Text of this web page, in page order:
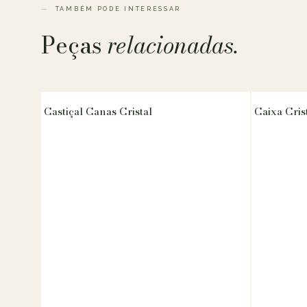
TAMBÉM PODE INTERESSAR
Peçasrelacionadas.
Castiçal Canas Cristal Caixa